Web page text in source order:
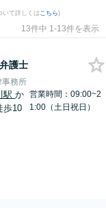
いて詳しくは こちら)
13件中 1-13件を表示
弁護士
事務所
駅か
歩10
営業時間：09:00~2
1:00（土日祝日）